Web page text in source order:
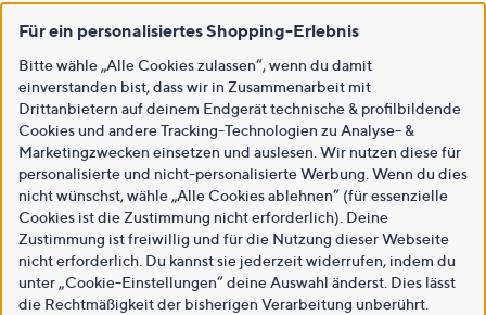
Das Programmangebot kann je nach Land variieren und ohne Vorankündi
gung geändert werden. Die unterstützten Samsung Geräte können sich j
e nach Land unterscheiden. Für die Nutzung ist ein Samsung Account erfo
rderlich. Die Benutzeroberfläche kann ohne vorherige Ankündigung geän
dert werden. Auf Samsung TV Plus kann Werbung erscheinen. Seit 2016 is
t dieser Dienst kostenlos auf Samsung Smart TV-Geräten verfügbar.
Für ein personalisiertes Shopping-Erlebnis
Bitte wähle „Alle Cookies zulassen“, wenn du damit
einverstanden bist, dass wir in Zusammenarbeit mit
Drittanbietern auf deinem Endgerät technische & profilbildende
Cookies und andere Tracking-Technologien zu Analyse- &
Marketingzwecken einsetzen und auslesen. Wir nutzen diese für
personalisierte und nicht-personalisierte Werbung. Wenn du dies
nicht wünschst, wähle „Alle Cookies ablehnen“ (für essenzielle
Cookies ist die Zustimmung nicht erforderlich). Deine
Zustimmung ist freiwillig und für die Nutzung dieser Webseite
nicht erforderlich. Du kannst sie jederzeit widerrufen, indem du
unter „Cookie-Einstellungen“ deine Auswahl änderst. Dies lässt
die Rechtmäßigkeit der bisherigen Verarbeitung unberührt.